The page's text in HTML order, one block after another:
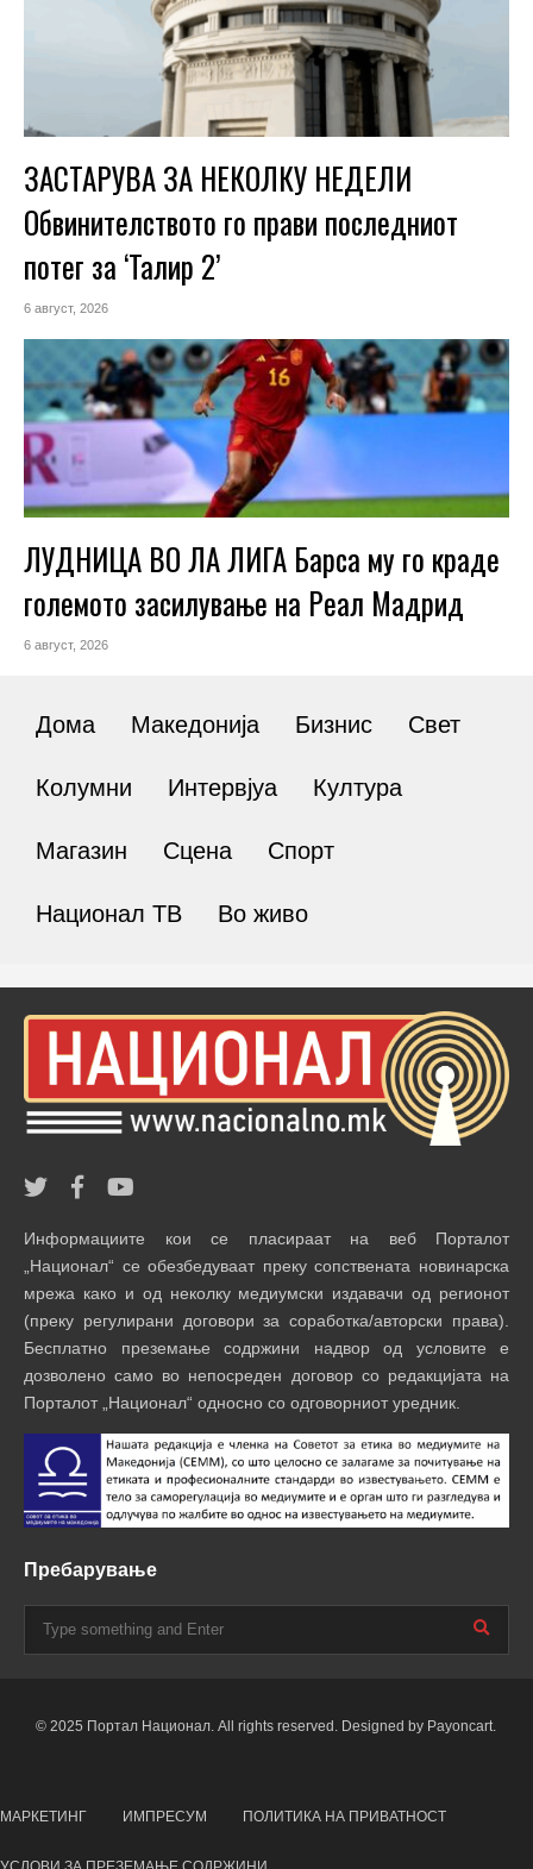
ЗАСТАРУВА ЗА НЕКОЛКУ НЕДЕЛИ
Обвинителството го прави последниот
потег за ‘Талир 2’
6 август, 2026
ЛУДНИЦА ВО ЛА ЛИГА Барса му го краде
големото засилување на Реал Мадрид
6 август, 2026
Дома Македонија Бизнис Свет
Колумни Интервјуа Култура
Магазин Сцена Спорт
Национал ТВ Во живо
Информациите кои се пласираат на веб Порталот
„Национал“ се обезбедуваат преку сопствената новинарска
мрежа како и од неколку медиумски издавачи од регионот
(преку регулирани договори за соработка/авторски права).
Бесплатно преземање содржини надвор од условите е
дозволено само во непосреден договор со редакцијата на
Порталот „Национал“ односно со одговорниот уредник.
Пребарување
© 2025 Портал Национал. All rights reserved. Designed by Payoncart.
МАРКЕТИНГ ИМПРЕСУМ ПОЛИТИКА НА ПРИВАТНОСТ